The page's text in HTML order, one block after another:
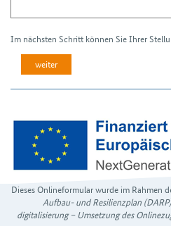
Im nächsten Schritt können Sie Ihrer
Dieses Onlineformular wurde im Rahmen
Aufbau- und Resilienz­plan (DARP)
digitalisierung – Umsetzung des